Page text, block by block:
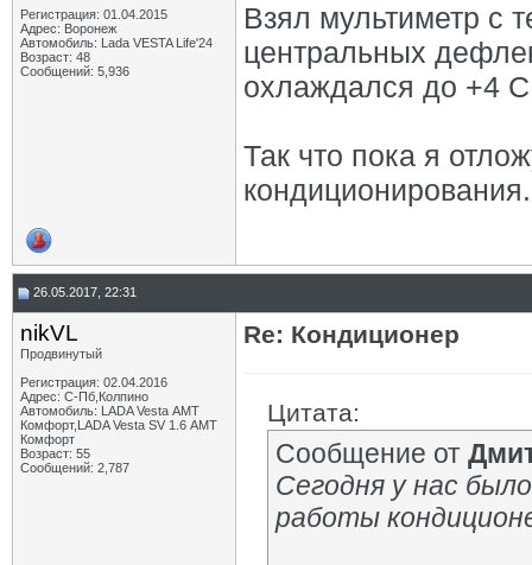
Регистрация: 01.04.2015
Адрес: Воронеж
Автомобиль: Lada VESTA Life'24
Возраст: 48
Сообщений: 5,936
Взял мультиметр с
центральных
охлаждался до +4
Так что пока я
26.05.2017, 22:31
nikVL
Продвинутый
Регистрация: 02.04.2016
Адрес: С-Пб,Колпино
Автомобиль: LADA Vesta АМТ
Комфорт,LADA Vesta SV 1.6 АМТ
Комфорт
Возраст: 55
Сообщений: 2,787
Re: Кондиционер
Цитата:
Сообщение от
Сегодня у нас
работы